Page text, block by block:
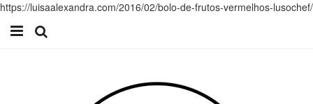
https://luisaalexandra.com/2016/02/bolo-de-frutos-vermelhos-lusochef/